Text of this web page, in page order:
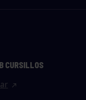
CURSILLOS